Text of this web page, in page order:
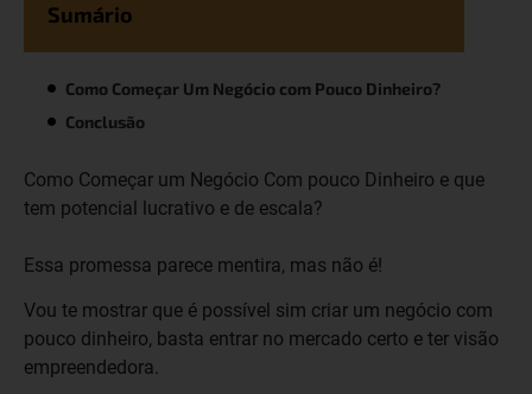
Sumário
Como Começar Um Negócio com Pouco Dinheiro?
Conclusão
Como Começar um Negócio Com pouco Dinheiro e que
tem potencial lucrativo e de escala?
Essa promessa parece mentira, mas não é!
Vou te mostrar que é possível sim criar um negócio com
pouco dinheiro, basta entrar no mercado certo e ter visão
empreendedora.